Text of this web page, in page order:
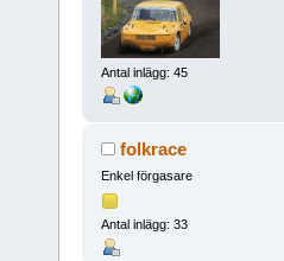
Antal inlägg: 45
folkrace
Enkel förgasare
Antal inlägg: 33